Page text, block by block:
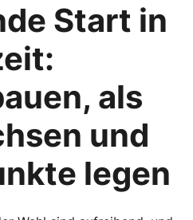
Start in
als
und
legen